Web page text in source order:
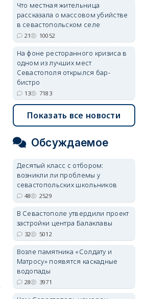
Что местная жительница
рассказала о массовом убийстве
в севастопольском селе
21 10052
На фоне ресторанного кризиса в
одном из лучших мест
Севастополя открылся бар-
бистро
13 7183
Показать все новости
Обсуждаемое
Десятый класс с отбором:
возникли ли проблемы у
севастопольских школьников
48 2529
В Севастополе утвердили проект
застройки центра Балаклавы
32 5012
Возле памятника «Солдату и
Матросу» появятся каскадные
водопады
28 3971